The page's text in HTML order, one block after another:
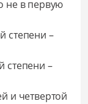
не в первую
степени –
степени –
и четвертой